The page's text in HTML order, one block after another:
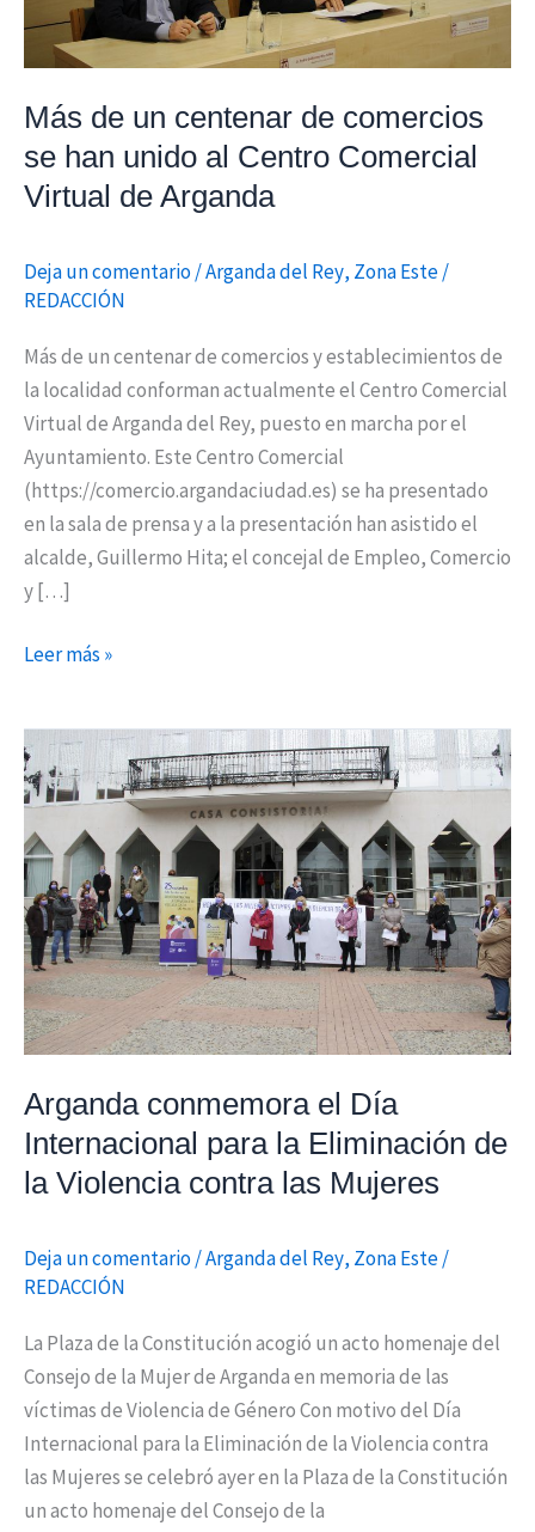
Más de un centenar de comercios
se han unido al Centro Comercial
Virtual de Arganda
Deja un comentario/Arganda del Rey, Zona Este/
REDACCIÓN
Más de un centenar de comercios y establecimientos de
la localidad conforman actualmente el Centro Comercial
Virtual de Arganda del Rey, puesto en marcha por el
Ayuntamiento. Este Centro Comercial
(https://comercio.argandaciudad.es) se ha presentado
en la sala de prensa y a la presentación han asistido el
alcalde, Guillermo Hita; el concejal de Empleo, Comercio
y […]
unido
Comercial
Virtual
de
Leer más »
Arganda conmemora el Día
Internacional para la Eliminación de
la Violencia contra las Mujeres
Deja un comentario/Arganda del Rey, Zona Este/
REDACCIÓN
La Plaza de la Constitución acogió un acto homenaje del
Consejo de la Mujer de Arganda en memoria de las
víctimas de Violencia de Género Con motivo del Día
Internacional para la Eliminación de la Violencia contra
las Mujeres se celebró ayer en la Plaza de la Constitución
un acto homenaje del Consejo de la
Arganda
conmemora
el
Día
Internacional
para
la
Eliminación
de
la
contra
las
Mujeres